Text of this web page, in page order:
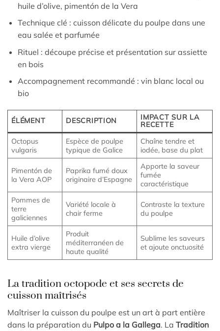
huile d’olive, pimentón de la Vera
Technique clé : cuisson délicate du poulpe dans une
eau salée et parfumée
Rituel : découpe précise et présentation sur assiette
en bois
Accompagnement recommandé : vin blanc local ou
bio
ÉLÉMENT DESCRIPTION
IMPACT SUR LA
RECETTE
Octopus
vulgaris
Espèce de poulpe
typique de Galice
Chaîne tendre et
iodée, base du plat
Pimentón de
la Vera AOP
Paprika fumé doux
originaire d’Espagne
Apporte la saveur
fumée
caractéristique
Pommes de
terre
galiciennes
Variété locale à
chair ferme
Contraste la texture
du poulpe
Huile d’olive
extra vierge
Produit
méditerranéen de
haute qualité
Sublime les saveurs
et ajoute onctuosité
La tradition octopode et ses secrets de
cuisson maîtrisés
Maîtriser la cuisson du poulpe est un art à part entière
dans la préparation du Pulpo a la Gallega. La Tradition